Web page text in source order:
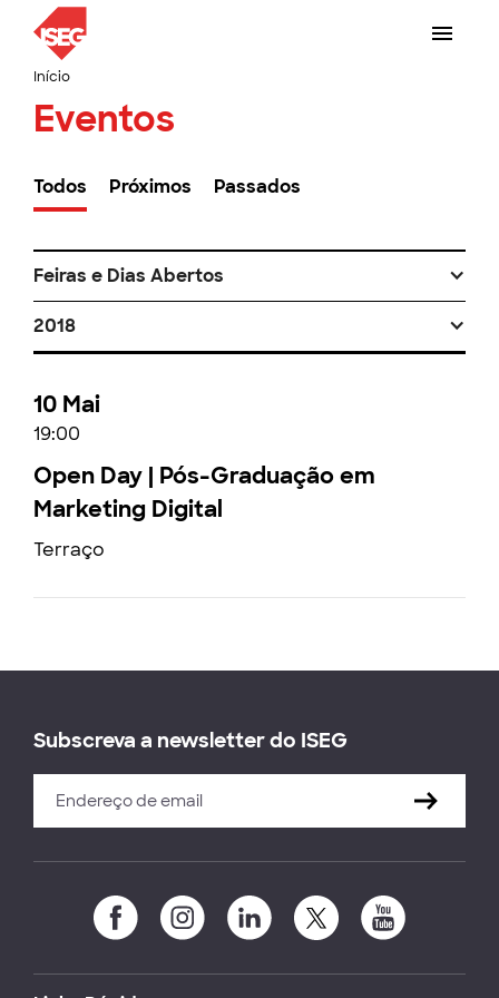
Início
Eventos
Todos Próximos Passados
Feiras e Dias Abertos
2018
10 Mai
19:00
Open Day | Pós-Graduação em
Marketing Digital
Terraço
Subscreva a newsletter do ISEG